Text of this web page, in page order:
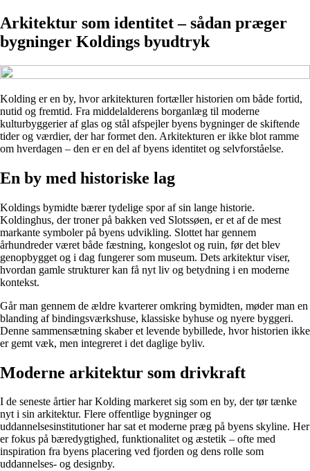
Arkitektur som identitet – sådan præger
bygninger Koldings byudtryk
Kolding er en by, hvor arkitekturen fortæller historien om både fortid,
nutid og fremtid. Fra middelalderens borganlæg til moderne
kulturbyggerier af glas og stål afspejler byens bygninger de skiftende
tider og værdier, der har formet den. Arkitekturen er ikke blot ramme
om hverdagen – den er en del af byens identitet og selvforståelse.
En by med historiske lag
Koldings bymidte bærer tydelige spor af sin lange historie.
Koldinghus, der troner på bakken ved Slotssøen, er et af de mest
markante symboler på byens udvikling. Slottet har gennem
århundreder været både fæstning, kongeslot og ruin, før det blev
genopbygget og i dag fungerer som museum. Dets arkitektur viser,
hvordan gamle strukturer kan få nyt liv og betydning i en moderne
kontekst.
Går man gennem de ældre kvarterer omkring bymidten, møder man en
blanding af bindingsværkshuse, klassiske byhuse og nyere byggeri.
Denne sammensætning skaber et levende bybillede, hvor historien ikke
er gemt væk, men integreret i det daglige byliv.
Moderne arkitektur som drivkraft
I de seneste årtier har Kolding markeret sig som en by, der tør tænke
nyt i sin arkitektur. Flere offentlige bygninger og
uddannelsesinstitutioner har sat et moderne præg på byens skyline. Her
er fokus på bæredygtighed, funktionalitet og æstetik – ofte med
inspiration fra byens placering ved fjorden og dens rolle som
uddannelses- og designby.